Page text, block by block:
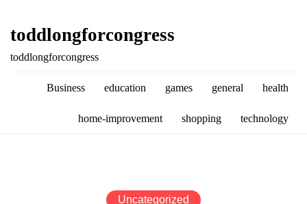
content
toddlongforcongress
toddlongforcongress
Business education games general health
home-improvement shopping technology
Uncategorized